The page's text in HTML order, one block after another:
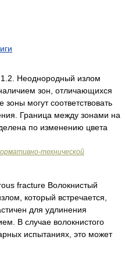
Неоднородный излом
зон, отличающихся
могут соответствовать
Граница между зонами на
по изменению цвета
технической
fracture Волокнистый
который встречается,
для удлинения
В случае волокнистого
испытаниях, это может